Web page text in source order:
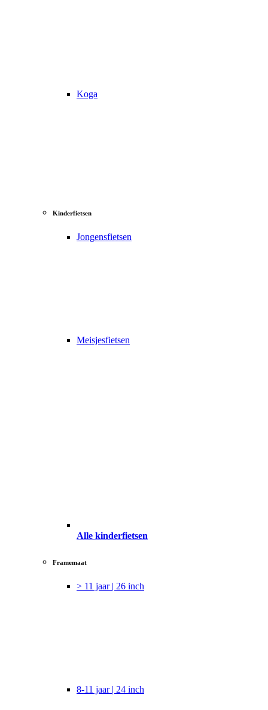
Koga
Kinderfietsen
Jongensfietsen
Meisjesfietsen
Alle kinderfietsen
Framemaat
> 11 jaar | 26 inch
8-11 jaar | 24 inch